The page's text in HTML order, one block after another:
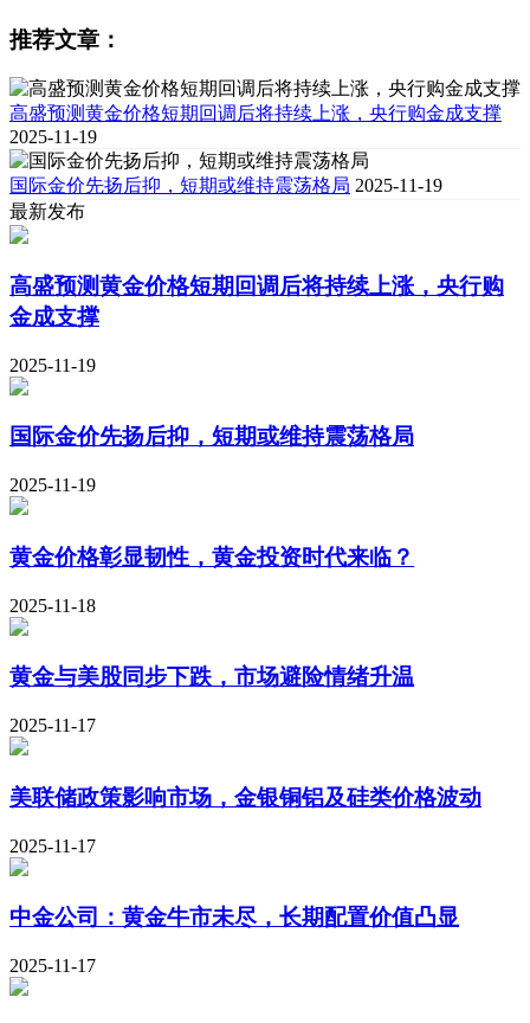
推荐文章：
高盛预测黄金价格短期回调后将持续上涨，央行购金成支撑
2025-11-19
国际金价先扬后抑，短期或维持震荡格局 2025-11-19
最新发布
高盛预测黄金价格短期回调后将持续上涨，央行购
金成支撑
2025-11-19
国际金价先扬后抑，短期或维持震荡格局
2025-11-19
黄金价格彰显韧性，黄金投资时代来临？
2025-11-18
黄金与美股同步下跌，市场避险情绪升温
2025-11-17
美联储政策影响市场，金银铜铝及硅类价格波动
2025-11-17
中金公司：黄金牛市未尽，长期配置价值凸显
2025-11-17